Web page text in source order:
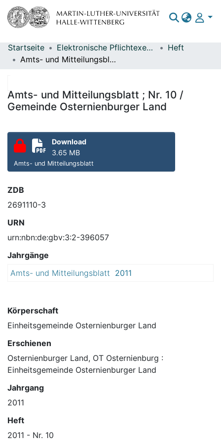
Bereiche & Sammlungen
Statistiken
Startseite Elektronische Pflichtexemplare
Heft
Amts- und Mitteilungsblatt ; Nr. 10 / Gemeinde Osternienburger Land
Amts- und Mitteilungsblatt ; Nr. 10 /
Gemeinde Osternienburger Land
Download
3.65 MB
Amts- und Mitteilungsblatt
ZDB
2691110-3
URN
urn:nbn:de:gbv:3:2-396057
Jahrgänge
Amts- und Mitteilungsblatt 2011
Körperschaft
Einheitsgemeinde Osternienburger Land
Erschienen
Osternienburger Land, OT Osternienburg :
Einheitsgemeinde Osternienburger Land
Jahrgang
2011
Heft
2011 - Nr. 10